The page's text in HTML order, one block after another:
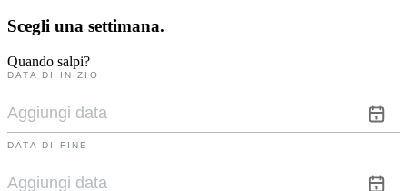
Scegli una settimana.
Quando salpi?
DATA DI INIZIO
DATA DI FINE